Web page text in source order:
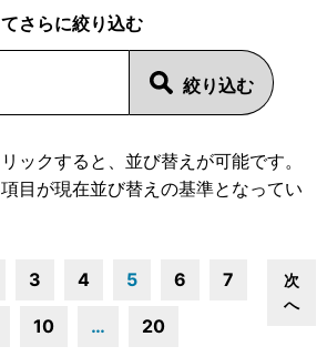
さらに絞り込む
ックすると、並び替えが可能です。
目が現在並び替えの基準となってい
3 4 5 6 7
10 … 20
次
へ